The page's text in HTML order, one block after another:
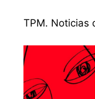
TPM. Noticias